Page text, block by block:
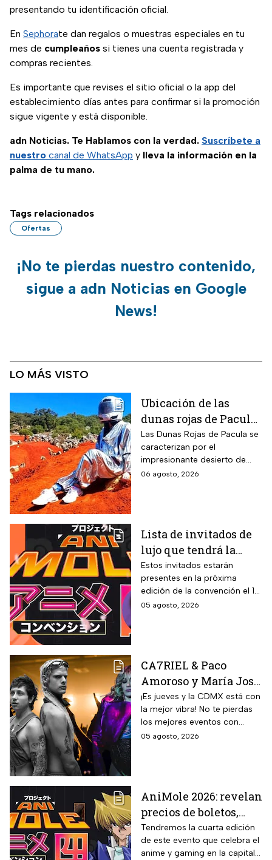
presentando tu identificación oficial.
En Sephorate dan regalos o muestras especiales en tu
mes de cumpleaños si tienes una cuenta registrada y
compras recientes.
Es importante que revises el sitio oficial o la app del
establecimiento días antes para confirmar si la promoción
sigue vigente y está disponible.
adn Noticias. Te Hablamos con la verdad. Suscríbete a
nuestro canal de WhatsApp y lleva la información en la
palma de tu mano.
Tags relacionados
Ofertas
¡No te pierdas nuestro contenido,
sigue a adn Noticias en Google
News!
LO MÁS VISTO
Ubicación de las
dunas rojas de Pacula,
un paisaje surrealista
que te hará sentir en
Marte
Las Dunas Rojas de Pacula se
caracterizan por el
impresionante desierto de
arena roja que se formó tras
06 agosto, 2026
Lista de invitados de
lujo que tendrá la
Animole 2026
Estos invitados estarán
presentes en la próxima
edición de la convención el 12
y 13 de septiembre
05 agosto, 2026
CA7RIEL & Paco
Amoroso y María José
prenden la CDMX este
jueves 6 de agosto;
sedes, horarios y
precios de boletos
¡Es jueves y la CDMX está con
la mejor vibra! No te pierdas
los mejores eventos con
artistas de primer nivel.
05 agosto, 2026
AniMole 2026: revelan
precios de boletos,
fechas y actividades
confirmadas
Tendremos la cuarta edición
de este evento que celebra el
anime y gaming en la capital